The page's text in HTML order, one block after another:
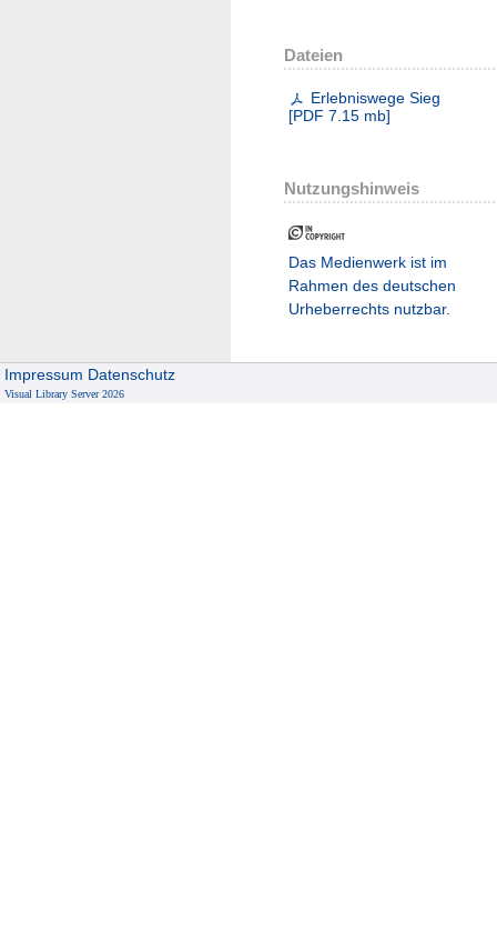
Dateien
Erlebniswege Sieg
[PDF 7.15 mb]
Nutzungshinweis
Das Medienwerk ist im
Rahmen des deutschen
Urheberrechts nutzbar.
Impressum Datenschutz
Visual Library Server 2026